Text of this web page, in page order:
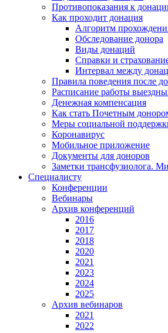
Противопоказания к
Как проходит донация
Алгоритм
Обследование донора
Виды донаций
Справки и
Интервал между
Правила поведения после
Расписание работы
Денежная компенсация
Как стать Почетным
Меры социальной
Коронавирус
Мобильное приложение
Документы для доноров
Заметки трансфузиолога.
Специалисту
Конференции
Вебинары
Архив конференций
2016
2017
2018
2020
2021
2023
2024
2025
Архив вебинаров
2021
2022